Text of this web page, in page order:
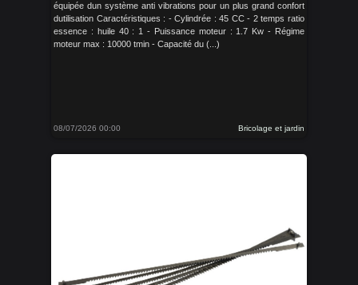
équipée dun système anti vibrations pour un plus grand confort
dutilisation Caractéristiques : - Cylindrée : 45 CC - 2 temps ratio
essence : huile 40 : 1 - Puissance moteur : 1.7 Kw - Régime
moteur max : 10000 tmin - Capacité du (...)
08/07/2026 00:00 Bricolage et jardin